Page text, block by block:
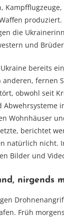
die
und
bereits
anderen, fernen
obwohl seit
Abwehrsysteme
Wohnhäuser
berichtet
natürlich nicht.
Bilder und
nirgends
Früh